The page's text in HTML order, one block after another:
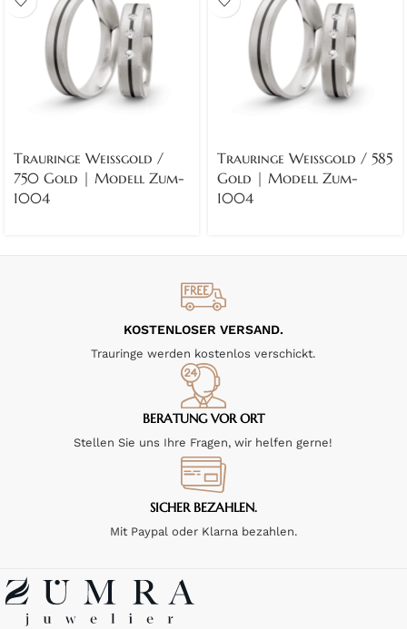
Trauringe Weissgold /
750 Gold | Modell Zum-
1004
Trauringe Weissgold / 585
Gold | Modell Zum-
1004
KOSTENLOSER VERSAND.
Trauringe werden kostenlos verschickt.
BERATUNG VOR ORT
Stellen Sie uns Ihre Fragen, wir helfen gerne!
SICHER BEZAHLEN.
Mit Paypal oder Klarna bezahlen.